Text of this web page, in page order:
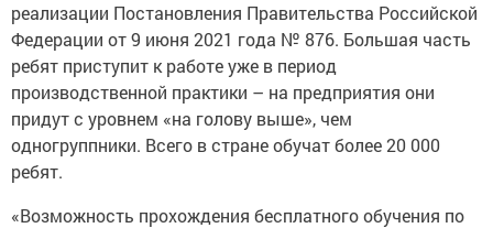
реализации Постановления Правительства Российской
Федерации от 9 июня 2021 года № 876. Большая часть
ребят приступит к работе уже в период
производственной практики – на предприятия они
придут с уровнем «на голову выше», чем
одногруппники. Всего в стране обучат более 20 000
ребят.
«Возможность прохождения бесплатного обучения по